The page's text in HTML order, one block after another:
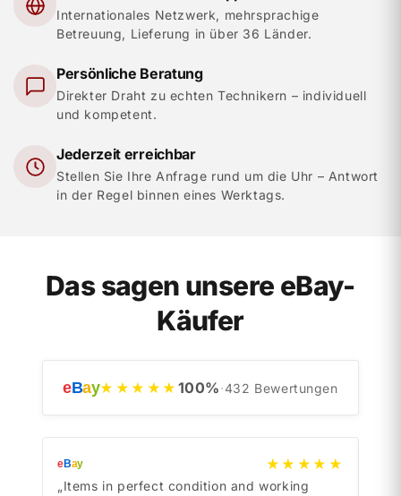
Internationales Netzwerk, mehrsprachige
Betreuung, Lieferung in über 36 Länder.
Persönliche Beratung
Direkter Draht zu echten Technikern – individuell
und kompetent.
Jederzeit erreichbar
Stellen Sie Ihre Anfrage rund um die Uhr – Antwort
in der Regel binnen eines Werktags.
Das sagen unsere eBay-
Käufer
eBay★★★★★ 100%·432 Bewertungen
eBay ★★★★★
„Items in perfect condition and working